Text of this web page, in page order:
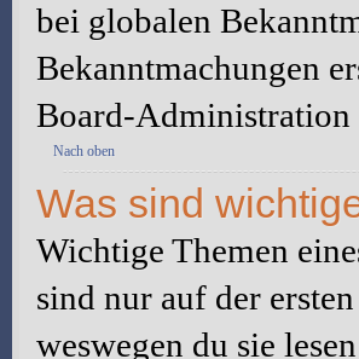
bei globalen
Bekanntmachungen
Board-Administration
Nach oben
Was sind
Wichtige Themen
sind nur auf der
weswegen du sie